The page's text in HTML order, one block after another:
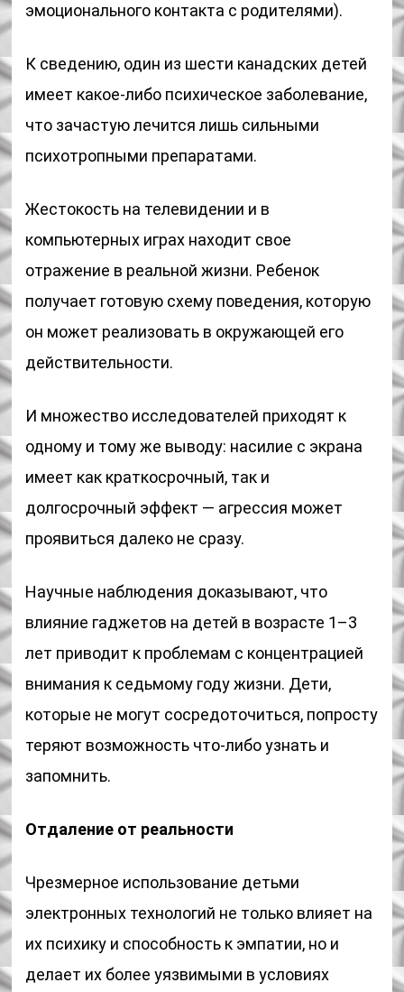
эмоционального контакта с родителями).
К сведению, один из шести канадских детей
имеет какое-либо психическое заболевание,
что зачастую лечится лишь сильными
психотропными препаратами.
Жестокость на телевидении и в
компьютерных играх находит свое
отражение в реальной жизни. Ребенок
получает готовую схему поведения, которую
он может реализовать в окружающей его
действительности.
И множество исследователей приходят к
одному и тому же выводу: насилие с экрана
имеет как краткосрочный, так и
долгосрочный эффект — агрессия может
проявиться далеко не сразу.
Научные наблюдения доказывают, что
влияние гаджетов на детей в возрасте 1–3
лет приводит к проблемам с концентрацией
внимания к седьмому году жизни. Дети,
которые не могут сосредоточиться, попросту
теряют возможность что-либо узнать и
запомнить.
Отдаление от реальности
Чрезмерное использование детьми
электронных технологий не только влияет на
их психику и способность к эмпатии, но и
делает их более уязвимыми в условиях